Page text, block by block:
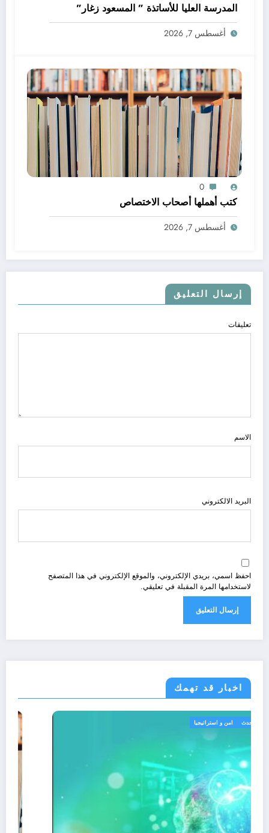
المدرسة العليا للأساتذة ” المسعود زغار”
أغسطس 7, 2026
0
كتب أهملها أصحاب الاختصاص
أغسطس 7, 2026
إرسال التعليق
تعليقات
الاسم
البريد الالكتروني
احفظ اسمي، بريدي الإلكتروني، والموقع الإلكتروني في هذا المتصفح
لاستخدامها المرة المقبلة في تعليقي.
اخبار قد تهمك
الجزائر الحدث امن و استراتيجيا